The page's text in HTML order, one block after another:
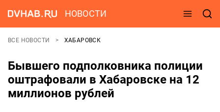
НОВОСТИ
ВСЕ НОВОСТИ ХАБАРОВСК
Бывшего подполковника полиции
оштрафовали в Хабаровске на 12
миллионов рублей